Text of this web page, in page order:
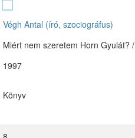
Végh Antal (író, szociográfus)
Miért nem szeretem Horn Gyulát? /
1997
Könyv